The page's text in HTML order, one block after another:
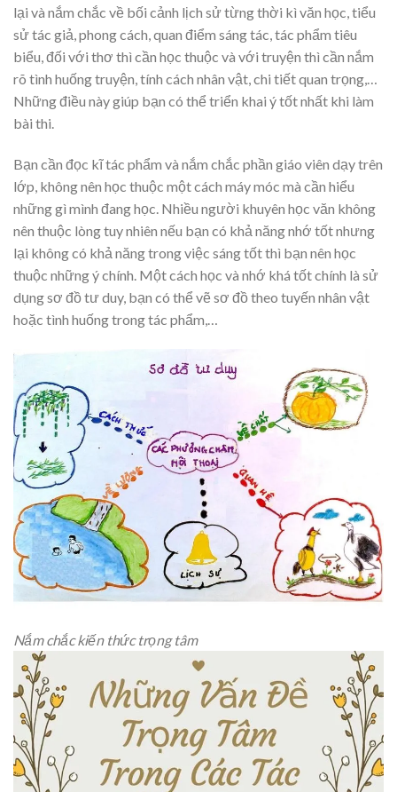
lại và nắm chắc về bối cảnh lịch sử từng thời kì văn học, tiểu
sử tác giả, phong cách, quan điểm sáng tác, tác phẩm tiêu
biểu, đối với thơ thì cần học thuộc và với truyện thì cần nắm
rõ tình huống truyện, tính cách nhân vật, chi tiết quan trọng,…
Những điều này giúp bạn có thể triển khai ý tốt nhất khi làm
bài thi.
Bạn cần đọc kĩ tác phẩm và nắm chắc phần giáo viên dạy trên
lớp, không nên học thuộc một cách máy móc mà cần hiểu
những gì mình đang học. Nhiều người khuyên học văn không
nên thuộc lòng tuy nhiên nếu bạn có khả năng nhớ tốt nhưng
lại không có khả năng trong việc sáng tốt thì bạn nên học
thuộc những ý chính. Một cách học và nhớ khá tốt chính là sử
dụng sơ đồ tư duy, bạn có thể vẽ sơ đồ theo tuyến nhân vật
hoặc tình huống trong tác phẩm,…
Nắm chắc kiến thức trọng tâm